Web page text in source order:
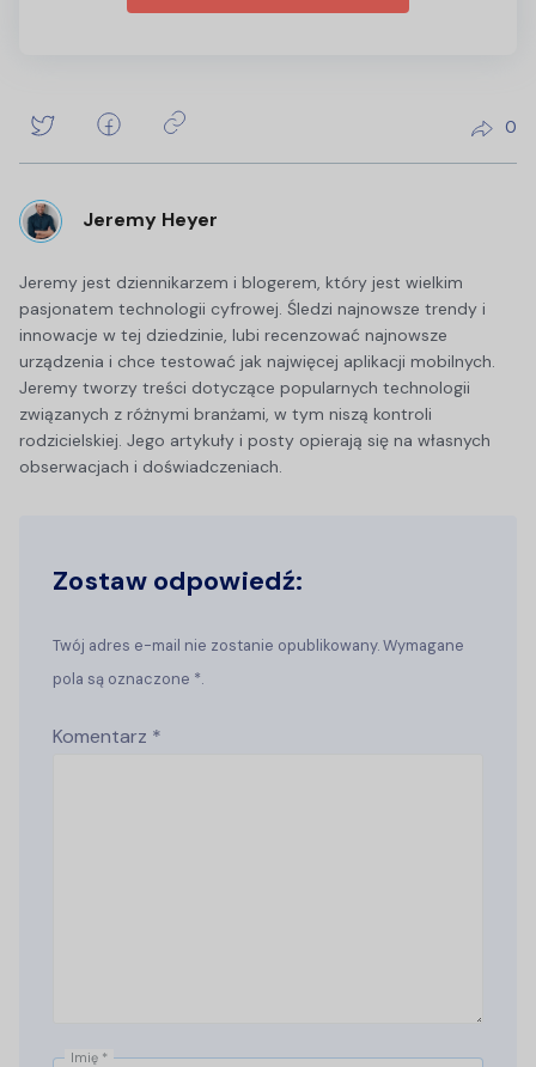
0
Jeremy Heyer
Jeremy jest dziennikarzem i blogerem, który jest wielkim
pasjonatem technologii cyfrowej. Śledzi najnowsze trendy i
innowacje w tej dziedzinie, lubi recenzować najnowsze
urządzenia i chce testować jak najwięcej aplikacji mobilnych.
Jeremy tworzy treści dotyczące popularnych technologii
związanych z różnymi branżami, w tym niszą kontroli
rodzicielskiej. Jego artykuły i posty opierają się na własnych
obserwacjach i doświadczeniach.
Zostaw odpowiedź:
Twój adres e-mail nie zostanie opublikowany. Wymagane
pola są oznaczone *.
Komentarz *
Imię *